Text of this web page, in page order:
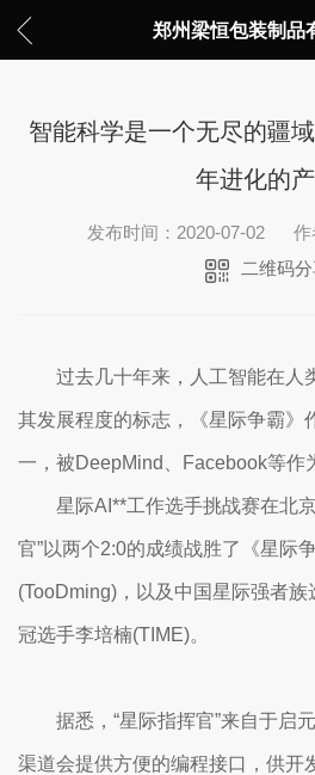
郑州梁恒包装制品
智能科学是一个无尽的疆
年进化的
发布时间：2020-07-02 作
二维码
过去几十年来，人工智能在人
其发展程度的标志，《星际争霸》
一，被DeepMind、Facebook等作
星际AI**工作选手挑战赛在北
官”以两个2:0的成绩战胜了《星际
(TooDming)，以及中国星际强者
冠选手李培楠(TIME)。
据悉，“星际指挥官”来自于启
渠道会提供方便的编程接口，供开